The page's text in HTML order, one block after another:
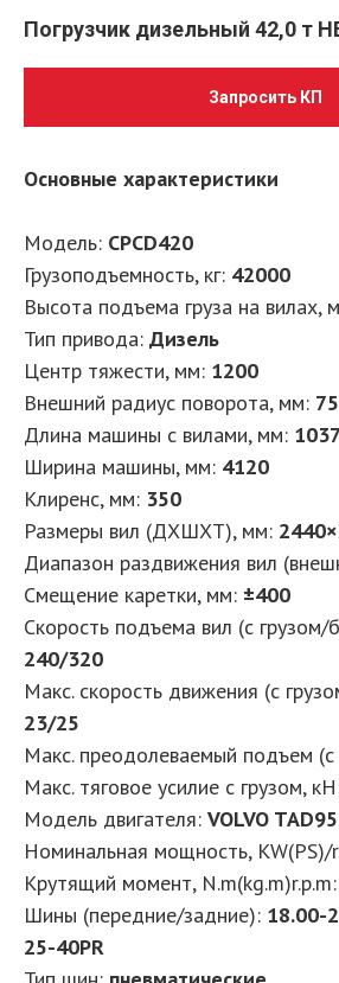
Погрузчик дизельный 42,0 т
Запросить КП
Основные характеристики
Модель: CPCD420
Грузоподъемность, кг: 42000
Высота подъема груза на вилах,
Тип привода: Дизель
Центр тяжести, мм: 1200
Внешний радиус поворота, мм:
Длина машины с вилами, мм:
Ширина машины, мм: 4120
Клиренс, мм: 350
Размеры вил (ДXШXТ), мм:
Диапазон раздвижения вил
Смещение каретки, мм: ±400
Скорость подъема вил (с грузом/
240/320
Макс. скорость движения (с
23/25
Макс. преодолеваемый подъем (с
Макс. тяговое усилие с грузом,
Модель двигателя: VOLVO
Номинальная мощность, KW(PS)/
Крутящий момент, N.m(kg.m)r.p.m:
Шины (передние/задние): 18.00-
25-40PR